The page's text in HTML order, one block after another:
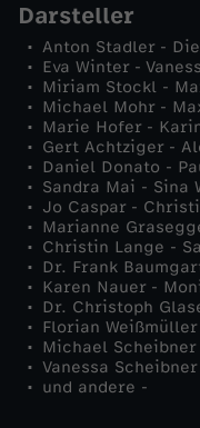
k
ü
n
s
t
l
e
r
Darsteller
Anton Stadler -
Eva Winter -
Miriam Stockl -
Michael Mohr -
Marie Hofer -
Gert Achtziger -
Daniel Donato -
Sandra Mai - Sina
Jo Caspar -
Marianne
Christin Lange -
Dr. Frank
Karen Nauer -
Dr. Christoph
Florian
Michael
Vanessa
und andere -